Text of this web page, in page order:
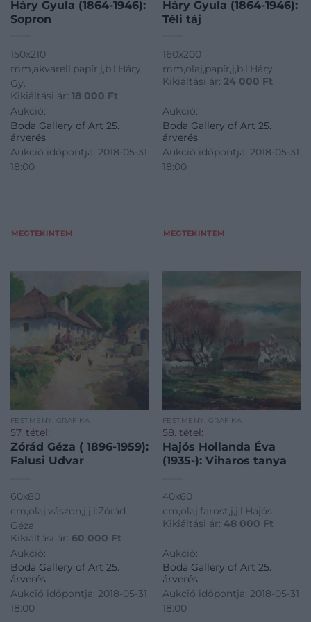
Háry Gyula (1864-1946):
Sopron
150x210
mm,akvarell,papír,j,b,l:Háry
Gy.
Kikiáltási ár: 18 000 Ft
Aukció:
Boda Gallery of Art 25.
árverés
Aukció időpontja: 2018-05-31
18:00
MEGTEKINTEM
Háry Gyula (1864-1946):
Téli táj
160x200
mm,olaj,papír,j,b,l:Háry.
Kikiáltási ár: 24 000 Ft
Aukció:
Boda Gallery of Art 25.
árverés
Aukció időpontja: 2018-05-31
18:00
MEGTEKINTEM
FESTMÉNY, GRAFIKA
57. tétel:
Zórád Géza ( 1896-1959):
Falusi Udvar
60x80
cm,olaj,vászon,j,j,l:Zórád
Géza
Kikiáltási ár: 60 000 Ft
Aukció:
Boda Gallery of Art 25.
árverés
Aukció időpontja: 2018-05-31
18:00
FESTMÉNY, GRAFIKA
58. tétel:
Hajós Hollanda Éva
(1935-): Viharos tanya
40x60
cm,olaj,farost,j,j,l:Hajós
Kikiáltási ár: 48 000 Ft
Aukció:
Boda Gallery of Art 25.
árverés
Aukció időpontja: 2018-05-31
18:00